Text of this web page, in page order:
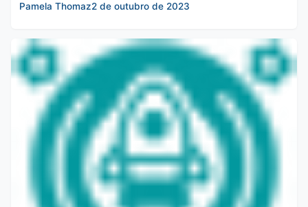
Pamela Thomaz2 de outubro de 2023